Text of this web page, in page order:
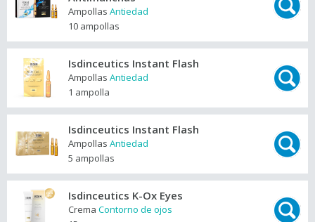
Ampollas Antiedad
10 ampollas
Isdinceutics Instant Flash
Ampollas Antiedad
1 ampolla
Isdinceutics Instant Flash
Ampollas Antiedad
5 ampollas
Isdinceutics K-Ox Eyes
Crema Contorno de ojos